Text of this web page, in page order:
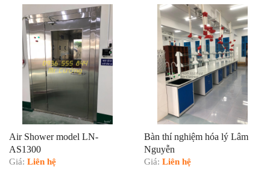
Air Shower model LN-
AS1300
Giá: Liên hệ
Bàn thí nghiệm hóa lý Lâm
Nguyễn
Giá: Liên hệ